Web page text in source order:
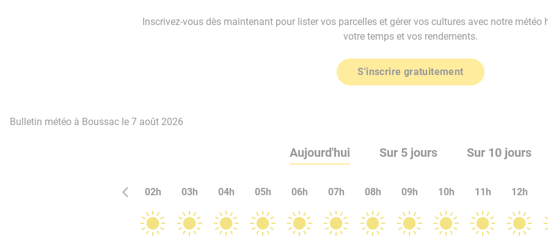
Inscrivez-vous dès maintenant pour lister vos parcelles et gérer vos cultures avec notre météo
votre temps et vos rendements.
S'inscrire gratuitement
Bulletin météo à Boussac le 7 août 2026
Aujourd'hui Sur 5 jours Sur 10 jours
02h 03h 04h 05h 06h 07h 08h 09h 10h 11h 12h